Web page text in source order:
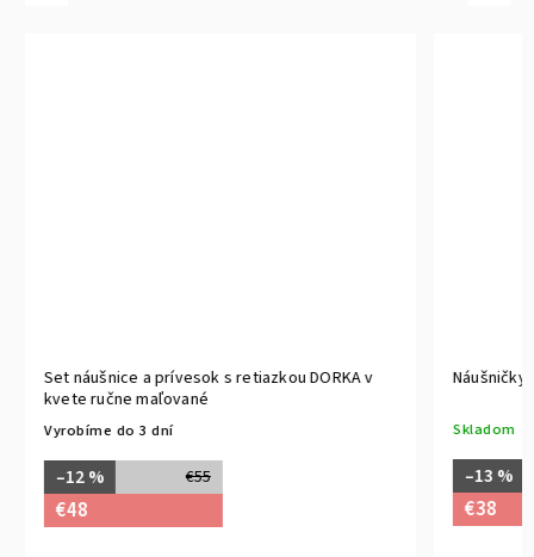
Set náušnice a prívesok s retiazkou DORKA v
kvete ručne maľované
Vyrobíme do 3 dní
€55
–12 %
€48
Náušničky
Skladom
–13 %
€38